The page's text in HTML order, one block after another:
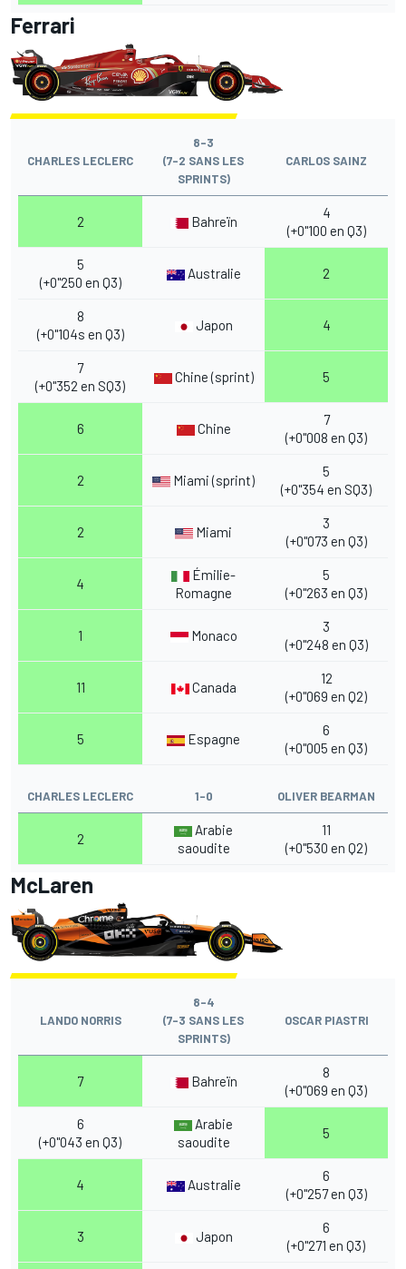
Ferrari
CHARLES LECLERC
8-3
(7-2 SANS LES
SPRINTS)
CARLOS SAINZ
2 Bahreïn
4
(+0"100 en Q3)
5
(+0"250 en Q3)
Australie 2
8
(+0"104s en Q3)
Japon 4
7
(+0"352 en SQ3)
Chine (sprint) 5
6 Chine
7
(+0"008 en Q3)
2 Miami (sprint)
5
(+0"354 en SQ3)
2 Miami
3
(+0"073 en Q3)
4
Émilie-
Romagne
5
(+0"263 en Q3)
1 Monaco
3
(+0"248 en Q3)
11 Canada
12
(+0"069 en Q2)
5 Espagne
6
(+0"005 en Q3)
CHARLES LECLERC 1-0 OLIVER BEARMAN
2
Arabie
saoudite
11
(+0"530 en Q2)
McLaren
LANDO NORRIS
8-4
(7-3 SANS LES
SPRINTS)
OSCAR PIASTRI
7 Bahreïn
8
(+0"069 en Q3)
6
(+0"043 en Q3)
Arabie
saoudite
5
4 Australie
6
(+0"257 en Q3)
3 Japon
6
(+0"271 en Q3)